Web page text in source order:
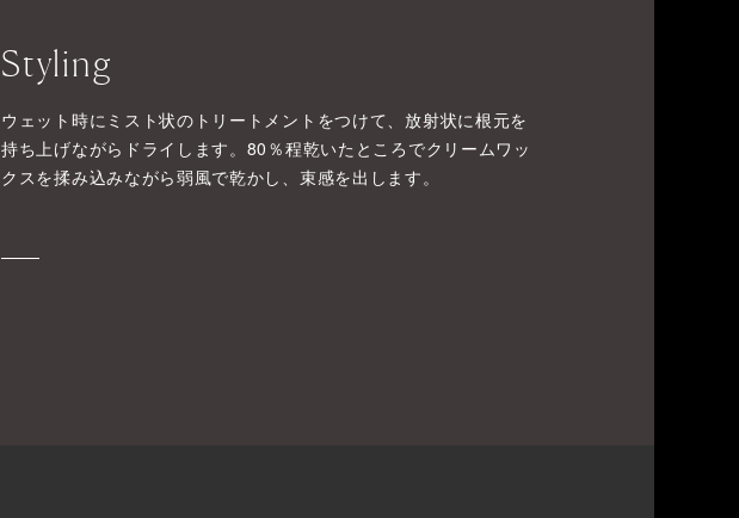
Styling
ウェット時にミスト状のトリートメントをつけて、放射状に根元を
持ち上げながらドライします。80％程乾いたところでクリームワッ
クスを揉み込みながら弱風で乾かし、束感を出します。